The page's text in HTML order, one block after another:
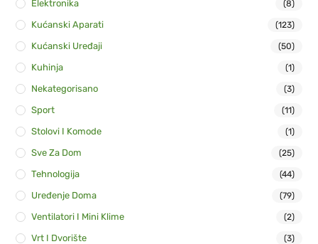
Elektronika (8)
Kućanski Aparati (123)
Kućanski Uređaji (50)
Kuhinja (1)
Nekategorisano (3)
Sport (11)
Stolovi I Komode (1)
Sve Za Dom (25)
Tehnologija (44)
Uređenje Doma (79)
Ventilatori I Mini Klime (2)
Vrt I Dvorište (3)